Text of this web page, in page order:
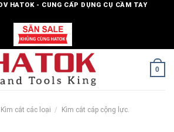
HATOK - CUNG CẤP DỤNG CỤ CẦM TAY
0
Kìm cắt các loại / Kìm cắt cáp cộng lực.